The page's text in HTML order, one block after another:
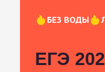
БЕЗ ВОДЫ
ЕГЭ